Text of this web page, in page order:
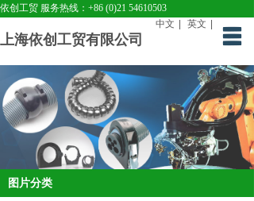
依创工贸 服务热线：+86 (0)21 54610503
上海依创工贸有限公司
关于依创
产品中心
解决方案
下载中心
中文 英文
图片分类